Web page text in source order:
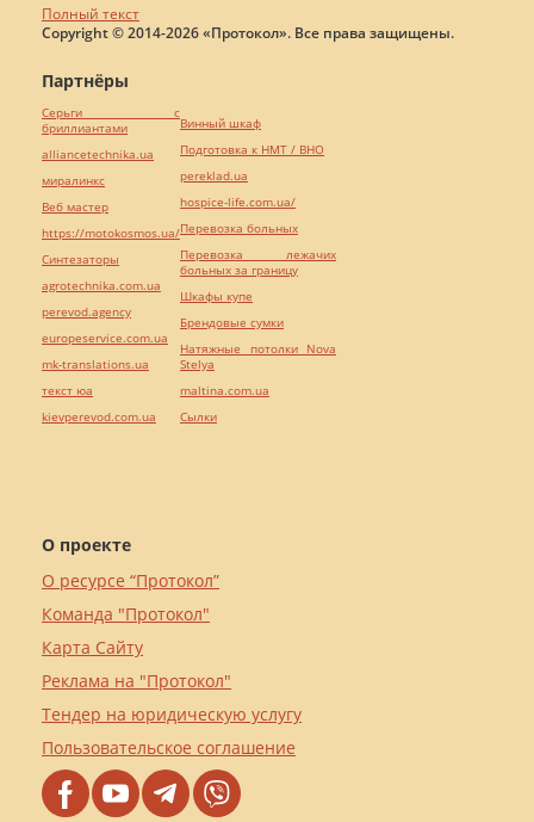
Полный текст
Copyright © 2014-2026 «Протокол». Все права защищены.
О проекте
О ресурсе “Протокол”
Команда "Протокол"
Карта Сайту
Реклама на "Протокол"
Тендер на юридическую услугу
Пользовательское соглашение
Партнёры
Серьги с
бриллиантами
alliancetechnika.ua
миралинкс
Веб мастер
https://motokosmos.ua/
Синтезаторы
agrotechnika.com.ua
perevod.agency
europeservice.com.ua
mk-translations.ua
текст юа
kievperevod.com.ua
Винный шкаф
Подготовка к НМТ / ВНО
pereklad.ua
hospice-life.com.ua/
Перевозка больных
Перевозка лежачих
больных за границу
Шкафы купе
Брендовые сумки
Натяжные потолки Nova
Stelya
maltina.com.ua
Cылки